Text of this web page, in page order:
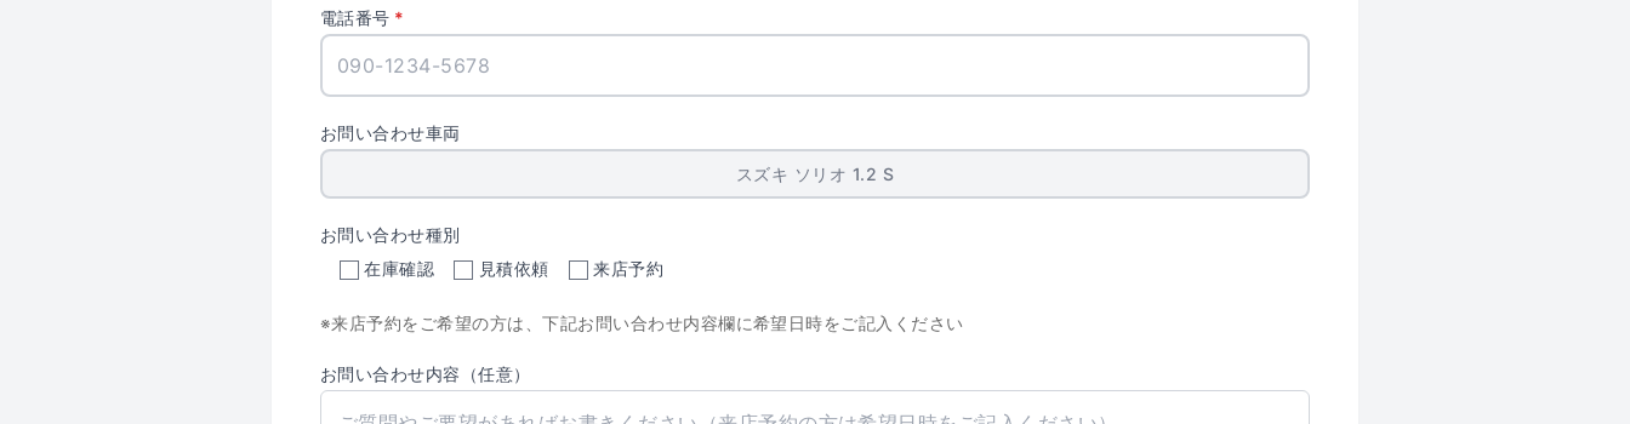
電話番号
お問い合わせ車両
お問い合わせ種別
在庫確認
見積依頼 来店予約
※来店予約をご希望の方は、下記お問い合わせ内容欄に希望日時をご記入ください
お問い合わせ内容（任意）